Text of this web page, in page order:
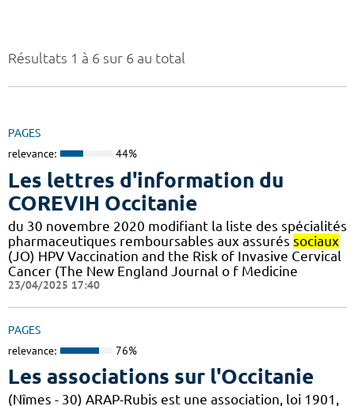
Résultats 1 à 6 sur 6 au total
PAGES
relevance: 44%
Les lettres d'information du
COREVIH Occitanie
du 30 novembre 2020 modifiant la liste des spécialités
pharmaceutiques remboursables aux assurés sociaux
(JO) HPV Vaccination and the Risk of Invasive Cervical
Cancer (The New England Journal o f Medicine
23/04/2025 17:40
PAGES
relevance: 76%
Les associations sur l'Occitanie
(Nîmes - 30) ARAP-Rubis est une association, loi 1901,